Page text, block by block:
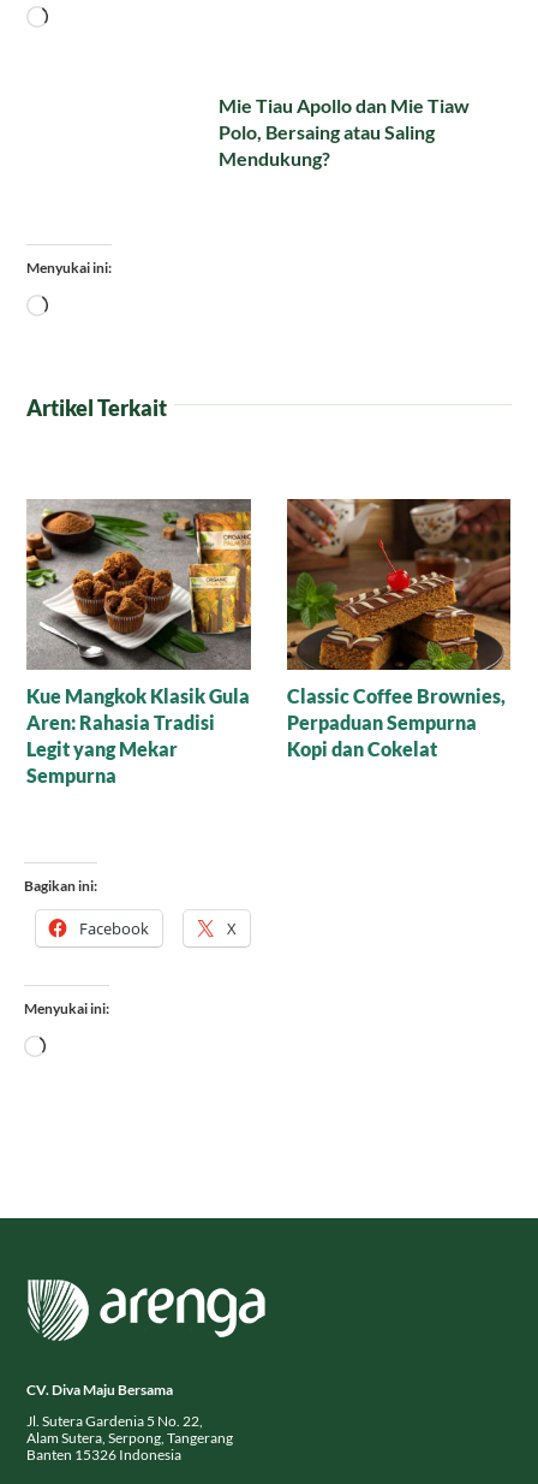
Memuat...
Mie Tiau Apollo dan Mie Tiaw
Polo, Bersaing atau Saling
Mendukung?
Menyukai ini:
Memuat...
Artikel Terkait
Resep Nagasari Tape,
Peluang Bisnis
Menggiurkan!
Mana yang Lebih Bagus
untuk Baking: Gula Aren
Cair Organik atau Versi
Bagikan ini:
Facebook X
Menyukai ini:
Memuat...
CV. Diva Maju Bersama
Jl. Sutera Gardenia 5 No. 22,
Alam Sutera, Serpong, Tangerang
Banten 15326 Indonesia